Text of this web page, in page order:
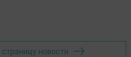
новости